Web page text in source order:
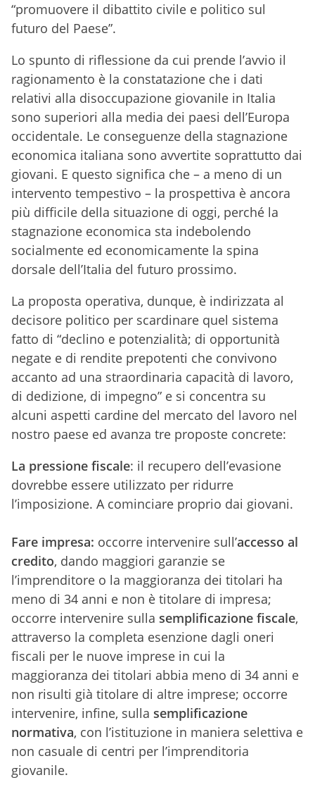
“promuovere il dibattito civile e politico sul
futuro del Paese”.
Lo spunto di riflessione da cui prende l’avvio il
ragionamento è la constatazione che i dati
relativi alla disoccupazione giovanile in Italia
sono superiori alla media dei paesi dell’Europa
occidentale. Le conseguenze della stagnazione
economica italiana sono avvertite soprattutto dai
giovani. E questo significa che – a meno di un
intervento tempestivo – la prospettiva è ancora
più difficile della situazione di oggi, perché la
stagnazione economica sta indebolendo
socialmente ed economicamente la spina
dorsale dell’Italia del futuro prossimo.
La proposta operativa, dunque, è indirizzata al
decisore politico per scardinare quel sistema
fatto di “declino e potenzialità; di opportunità
negate e di rendite prepotenti che convivono
accanto ad una straordinaria capacità di lavoro,
di dedizione, di impegno” e si concentra su
alcuni aspetti cardine del mercato del lavoro nel
nostro paese ed avanza tre proposte concrete:
La pressione fiscale: il recupero dell’evasione
dovrebbe essere utilizzato per ridurre
l’imposizione. A cominciare proprio dai giovani.
Fare impresa: occorre intervenire sull’accesso al
credito, dando maggiori garanzie se
l’imprenditore o la maggioranza dei titolari ha
meno di 34 anni e non è titolare di impresa;
occorre intervenire sulla semplificazione fiscale,
attraverso la completa esenzione dagli oneri
fiscali per le nuove imprese in cui la
maggioranza dei titolari abbia meno di 34 anni e
non risulti già titolare di altre imprese; occorre
intervenire, infine, sulla semplificazione
normativa, con l’istituzione in maniera selettiva e
non casuale di centri per l’imprenditoria
giovanile.